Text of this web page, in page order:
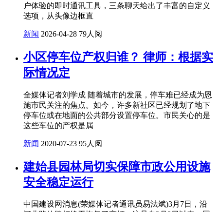
户体验的即时通讯工具，三条聊天给出了丰富的自定义
选项，从头像边框直
新闻 2026-04-28 79人阅
小区停车位产权归谁？ 律师：根据实
际情况定
全媒体记者刘学成 随着城市的发展，停车难已经成为恩
施市民关注的焦点。如今，许多新社区已经规划了地下
停车位或在地面的公共部分设置停车位。市民关心的是
这些车位的产权是属
新闻 2020-07-23 95人阅
建始县园林局切实保障市政公用设施
安全稳定运行
中国建设网消息(荣媒体记者通讯员易法斌)3月7日，沿